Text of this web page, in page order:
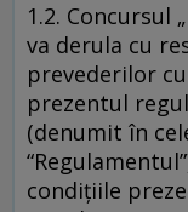
1.2. Concursul
va derula cu
prevederilor
prezentul
(denumit în
condiţiile